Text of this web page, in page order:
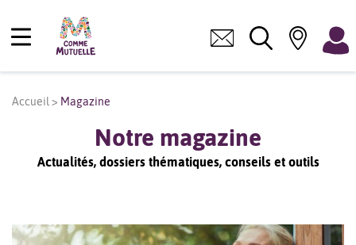
Accueil > Magazine
Notre magazine
Actualités, dossiers thématiques, conseils et outils